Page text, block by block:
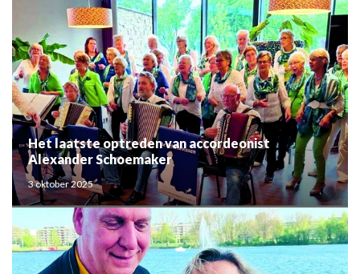
Het laatste optreden van accordeonist
Alexander Schoemaker
3 oktober 2025